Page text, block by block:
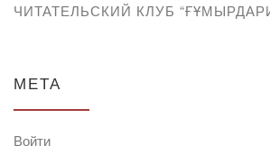
ЧИТАТЕЛЬСКИЙ КЛУБ
МЕТА
Войти